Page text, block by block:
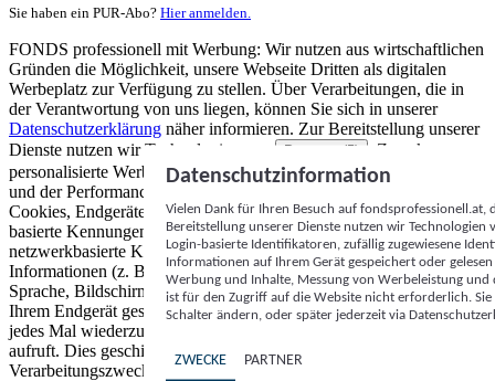
Sie haben ein PUR-Abo? Hier anmelden.
FONDS professionell mit Werbung: Wir nutzen aus wirtschaftlichen
Gründen die Möglichkeit, unsere Webseite Dritten als digitalen
Werbeplatz zur Verfügung zu stellen. Über Verarbeitungen, die in
der Verantwortung von uns liegen, können Sie sich in unserer
Datenschutzerklärung näher informieren. Zur Bereitstellung unserer
Dienste nutzen wir Technologien von
Partnern (5)
. Zwecke:
personalisierte Werbung und Inhalte, Messung von Werbeleistung
und der Performance von Inhalten sowie Zielgruppenforschung.
Cookies, Endgeräte- oder ähnliche Online-Kennungen (z. B. login-
basierte Kennungen, zufällig generierte Kennungen,
netzwerkbasierte Kennungen) können zusammen mit anderen
Informationen (z. B. Browsertyp und Browserinformationen,
Sprache, Bildschirmgröße, unterstützte Technologien usw.) auf
Ihrem Endgerät gespeichert oder von dort ausgelesen werden, um es
jedes Mal wiederzuerkennen, wenn es eine App oder einer Webseite
aufruft. Dies geschieht für einen oder mehrere der hier aufgeführten
Verarbeitungszwecke.
Datenschutzinformation
Vielen Dank für Ihren Besuch auf
Bereitstellung unserer Dienste nutzen wir Technologien
Login-basierte Identifikatoren, zufällig zugewiesene
Informationen auf Ihrem Gerät gespeichert oder
Werbung und Inhalte, Messung von Werbeleistung
ist für den Zugriff auf die Website nicht erforderlich.
Schalter ändern, oder später jederzeit via
ZWECKE PARTNER